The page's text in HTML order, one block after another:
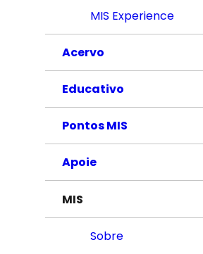
MIS Experience
Acervo
Educativo
Pontos MIS
Apoie
MIS
Sobre